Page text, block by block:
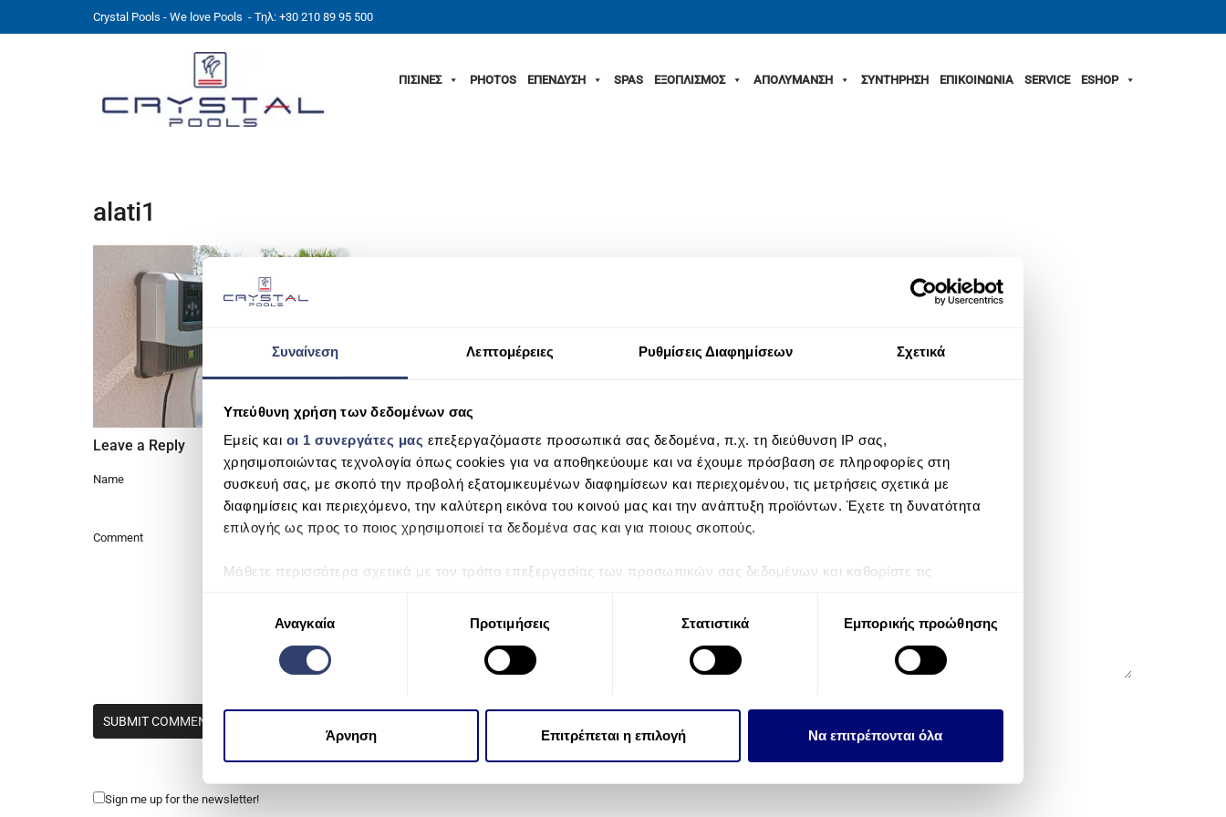
Συναίνεση Λεπτομέρειες Ρυθμίσεις Διαφημίσεων Σχετικά
Υπεύθυνη χρήση των δεδομένων σας
Εμείς και οι 1 συνεργάτες μας επεξεργαζόμαστε προσωπικά σας δεδομένα, π.χ. τη διεύθυνση IP σας,
χρησιμοποιώντας τεχνολογία όπως cookies για να αποθηκεύουμε και να έχουμε πρόσβαση σε πληροφορίες στη
συσκευή σας, με σκοπό την προβολή εξατομικευμένων διαφημίσεων και περιεχομένου, τις μετρήσεις σχετικά με
διαφημίσεις και περιεχόμενο, την καλύτερη εικόνα του κοινού μας και την ανάπτυξη προϊόντων. Έχετε τη δυνατότητα
επιλογής ως προς το ποιος χρησιμοποιεί τα δεδομένα σας και για ποιους σκοπούς.
Μάθετε περισσότερα σχετικά με τον τρόπο επεξεργασίας των προσωπικών σας δεδομένων και καθορίστε τις
πάσα στιγμή από τη Δήλωση Cookies.
Χρησιμοποιούμε cookie για την εξατομίκευση περιεχομένου και διαφημίσεων, την παροχή λειτουργιών κοινωνικών
από μέρους σας χρήση των υπηρεσιών τους.
υ
γ
Αναγκαία Προτιμήσεις Στατιστικά Εμπορικής προώθησης
Άρνηση Επιτρέπεται η επιλογή Να επιτρέπονται όλα
Crystal Pools - We love Pools - Τηλ: +30 210 89 95 500
ΠΙΣΙΝΕΣ PHOTOS ΕΠΕΝΔΥΣΗ SPAS ΕΞΟΠΛΙΣΜΟΣ ΑΠΟΛΥΜΑΝΣΗ ΣΥΝΤΗΡΗΣΗ ΕΠΙΚΟΙΝΩΝΙΑ SERVICE ESHOP
alati1
Leave a Reply
Name Mail (will not be published) Website
Comment
Sign me up for the newsletter!